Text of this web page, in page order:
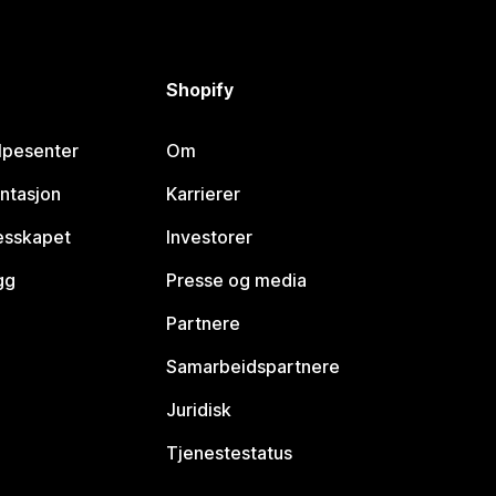
Shopify
Om
Karrierer
Investorer
Presse og media
Partnere
Samarbeidspartnere
Juridisk
Tjenestestatus